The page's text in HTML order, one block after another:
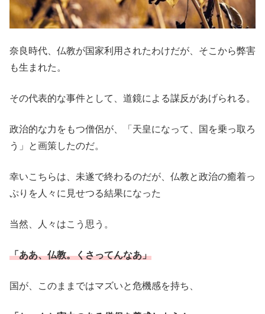
奈良時代、仏教が国家利用されたわけだが、そこから弊害
も生まれた。
その代表的な事件として、道鏡による謀反があげられる。
政治的な力をもつ僧侶が、「天皇になって、国を乗っ取ろ
う」と画策したのだ。
幸いこちらは、未遂で終わるのだが、仏教と政治の癒着っ
ぷりを人々に見せつる結果になった
当然、人々はこう思う。
「ああ、仏教。くさってんなあ」
国が、このままではマズいと危機感を持ち、